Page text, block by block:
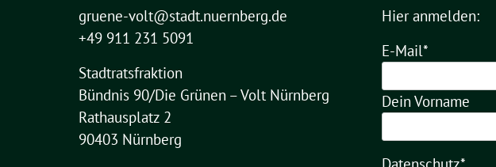
gruene-volt@stadt.nuernberg.de
+49 911 231 5091
Stadtratsfraktion
Bündnis 90/Die Grünen – Volt Nürnberg
Rathausplatz 2
90403 Nürnberg
Hier anmelden:
E-Mail*
Dein Vorname